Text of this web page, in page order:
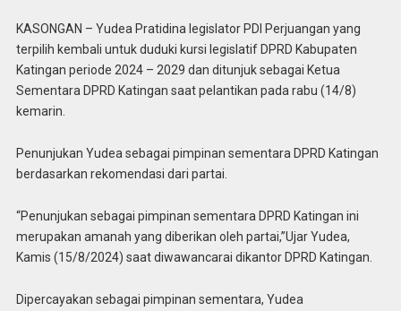
KASONGAN – Yudea Pratidina legislator PDI Perjuangan yang
terpilih kembali untuk duduki kursi legislatif DPRD Kabupaten
Katingan periode 2024 – 2029 dan ditunjuk sebagai Ketua
Sementara DPRD Katingan saat pelantikan pada rabu (14/8)
kemarin.
Penunjukan Yudea sebagai pimpinan sementara DPRD Katingan
berdasarkan rekomendasi dari partai.
“Penunjukan sebagai pimpinan sementara DPRD Katingan ini
merupakan amanah yang diberikan oleh partai,”Ujar Yudea,
Kamis (15/8/2024) saat diwawancarai dikantor DPRD Katingan.
Dipercayakan sebagai pimpinan sementara, Yudea